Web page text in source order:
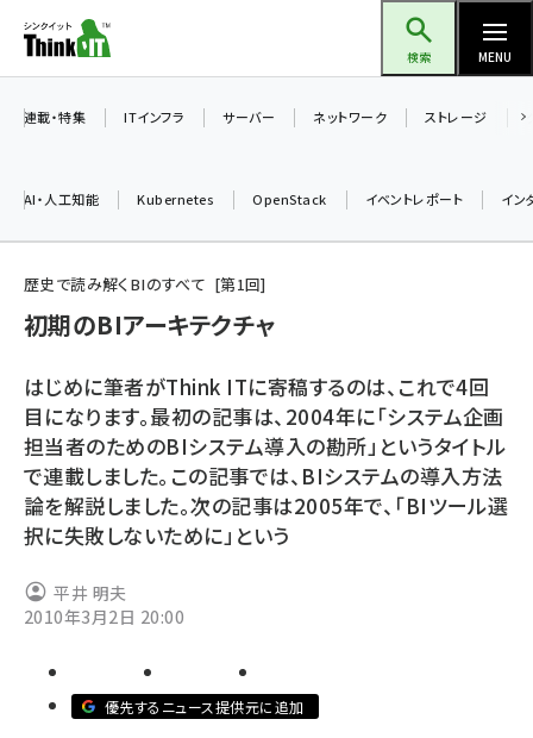
ン
ツ
検索 MENU
加藤銘のチーム貢献～仲間と築いた勝利の絆～ (2308)
北海道をのんびり旅する晴山佳須夫のヒント集！ (2025)
drupal (1947)
genai (1477)
abc123 (1352)
連載・特集 ITインフラ サーバー ネットワーク ストレージ
AI・人工知能 Kubernetes OpenStack イベントレポート イン
歴史で読み解くBIのすべて 第1回
初期のBIアーキテクチャ
はじめに筆者がThink ITに寄稿するのは、これで4回
目になります。最初の記事は、2004年に「システム企画
担当者のためのBIシステム導入の勘所」というタイトル
で連載しました。この記事では、BIシステムの導入方法
論を解説しました。次の記事は2005年で、「BIツール選
択に失敗しないために」という
平井 明夫
2010年3月2日 20:00
優先するニュース提供元に追加